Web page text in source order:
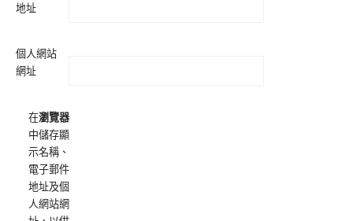
地址
個人網站
網址
在瀏覽器
中儲存顯
示名稱、
電子郵件
地址及個
人網站網